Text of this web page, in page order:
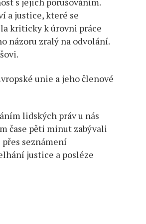
a justice, které se
kriticky k úrovni práce
názoru zralý na odvolání.
unie a jeho členové
lidských práv u nás
čase pěti minut zabývali
seznámení
justice a posléze